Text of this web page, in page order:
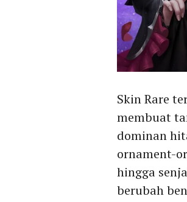
Skin Rare
membuat
dominan
ornament-
hingga
berubah